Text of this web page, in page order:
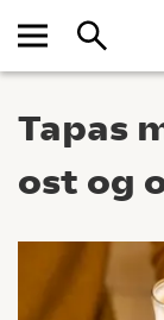
Tapas
ost og